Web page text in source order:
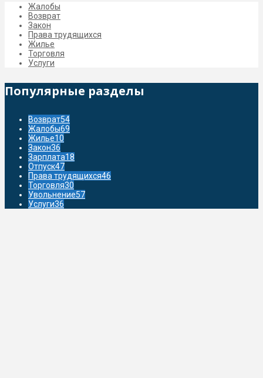
Жалобы
Возврат
Закон
Права трудящихся
Жилье
Торговля
Услуги
Популярные разделы
Возврат54
Жалобы69
Жилье10
Закон36
Зарплата18
Отпуск47
Права трудящихся46
Торговля30
Увольнение57
Услуги36